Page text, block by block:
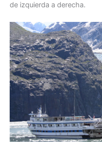
de izquierda a derecha.